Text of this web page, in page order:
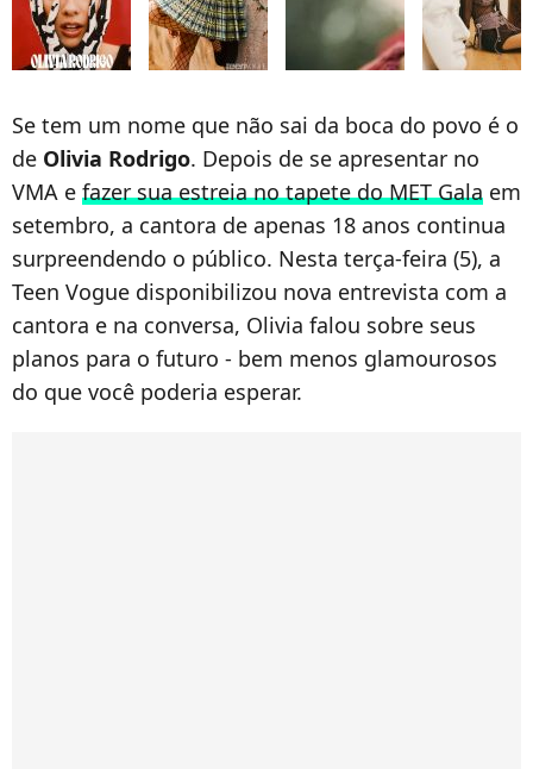
Se tem um nome que não sai da boca do povo é o
de Olivia Rodrigo. Depois de se apresentar no
VMA e fazer sua estreia no tapete do MET Gala em
setembro, a cantora de apenas 18 anos continua
surpreendendo o público. Nesta terça-feira (5), a
Teen Vogue disponibilizou nova entrevista com a
cantora e na conversa, Olivia falou sobre seus
planos para o futuro - bem menos glamourosos
do que você poderia esperar.